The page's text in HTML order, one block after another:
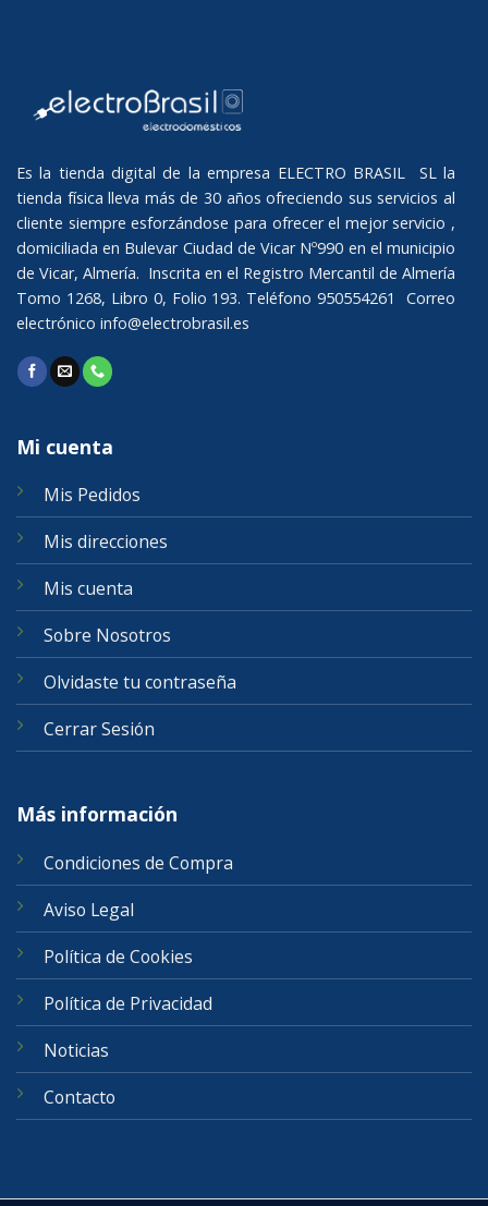
Es la tienda digital de la empresa ELECTRO BRASIL SL la
tienda física lleva más de 30 años ofreciendo sus servicios al
cliente siempre esforzándose para ofrecer el mejor servicio ,
domiciliada en Bulevar Ciudad de Vicar Nº990 en el municipio
de Vicar, Almería. Inscrita en el Registro Mercantil de Almería
Tomo 1268, Libro 0, Folio 193. Teléfono 950554261 Correo
electrónico info@electrobrasil.es
Mi cuenta
Mis Pedidos
Mis direcciones
Mis cuenta
Sobre Nosotros
Olvidaste tu contraseña
Cerrar Sesión
Más información
Condiciones de Compra
Aviso Legal
Política de Cookies
Política de Privacidad
Noticias
Contacto